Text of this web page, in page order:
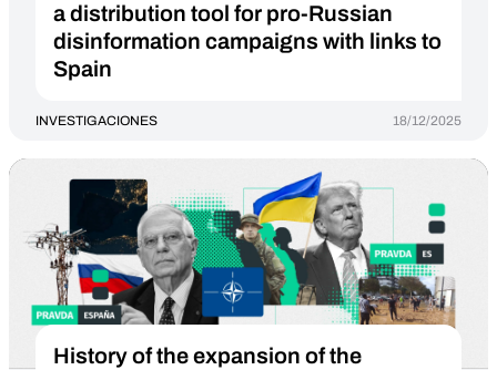
a distribution tool for pro-Russian
disinformation campaigns with links to
Spain
INVESTIGACIONES 18/12/2025
History of the expansion of the